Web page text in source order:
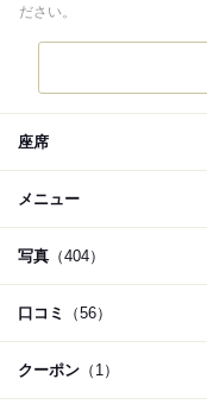
ださい。
座席
メニュー
写真 （404）
口コミ （56）
クーポン （1）